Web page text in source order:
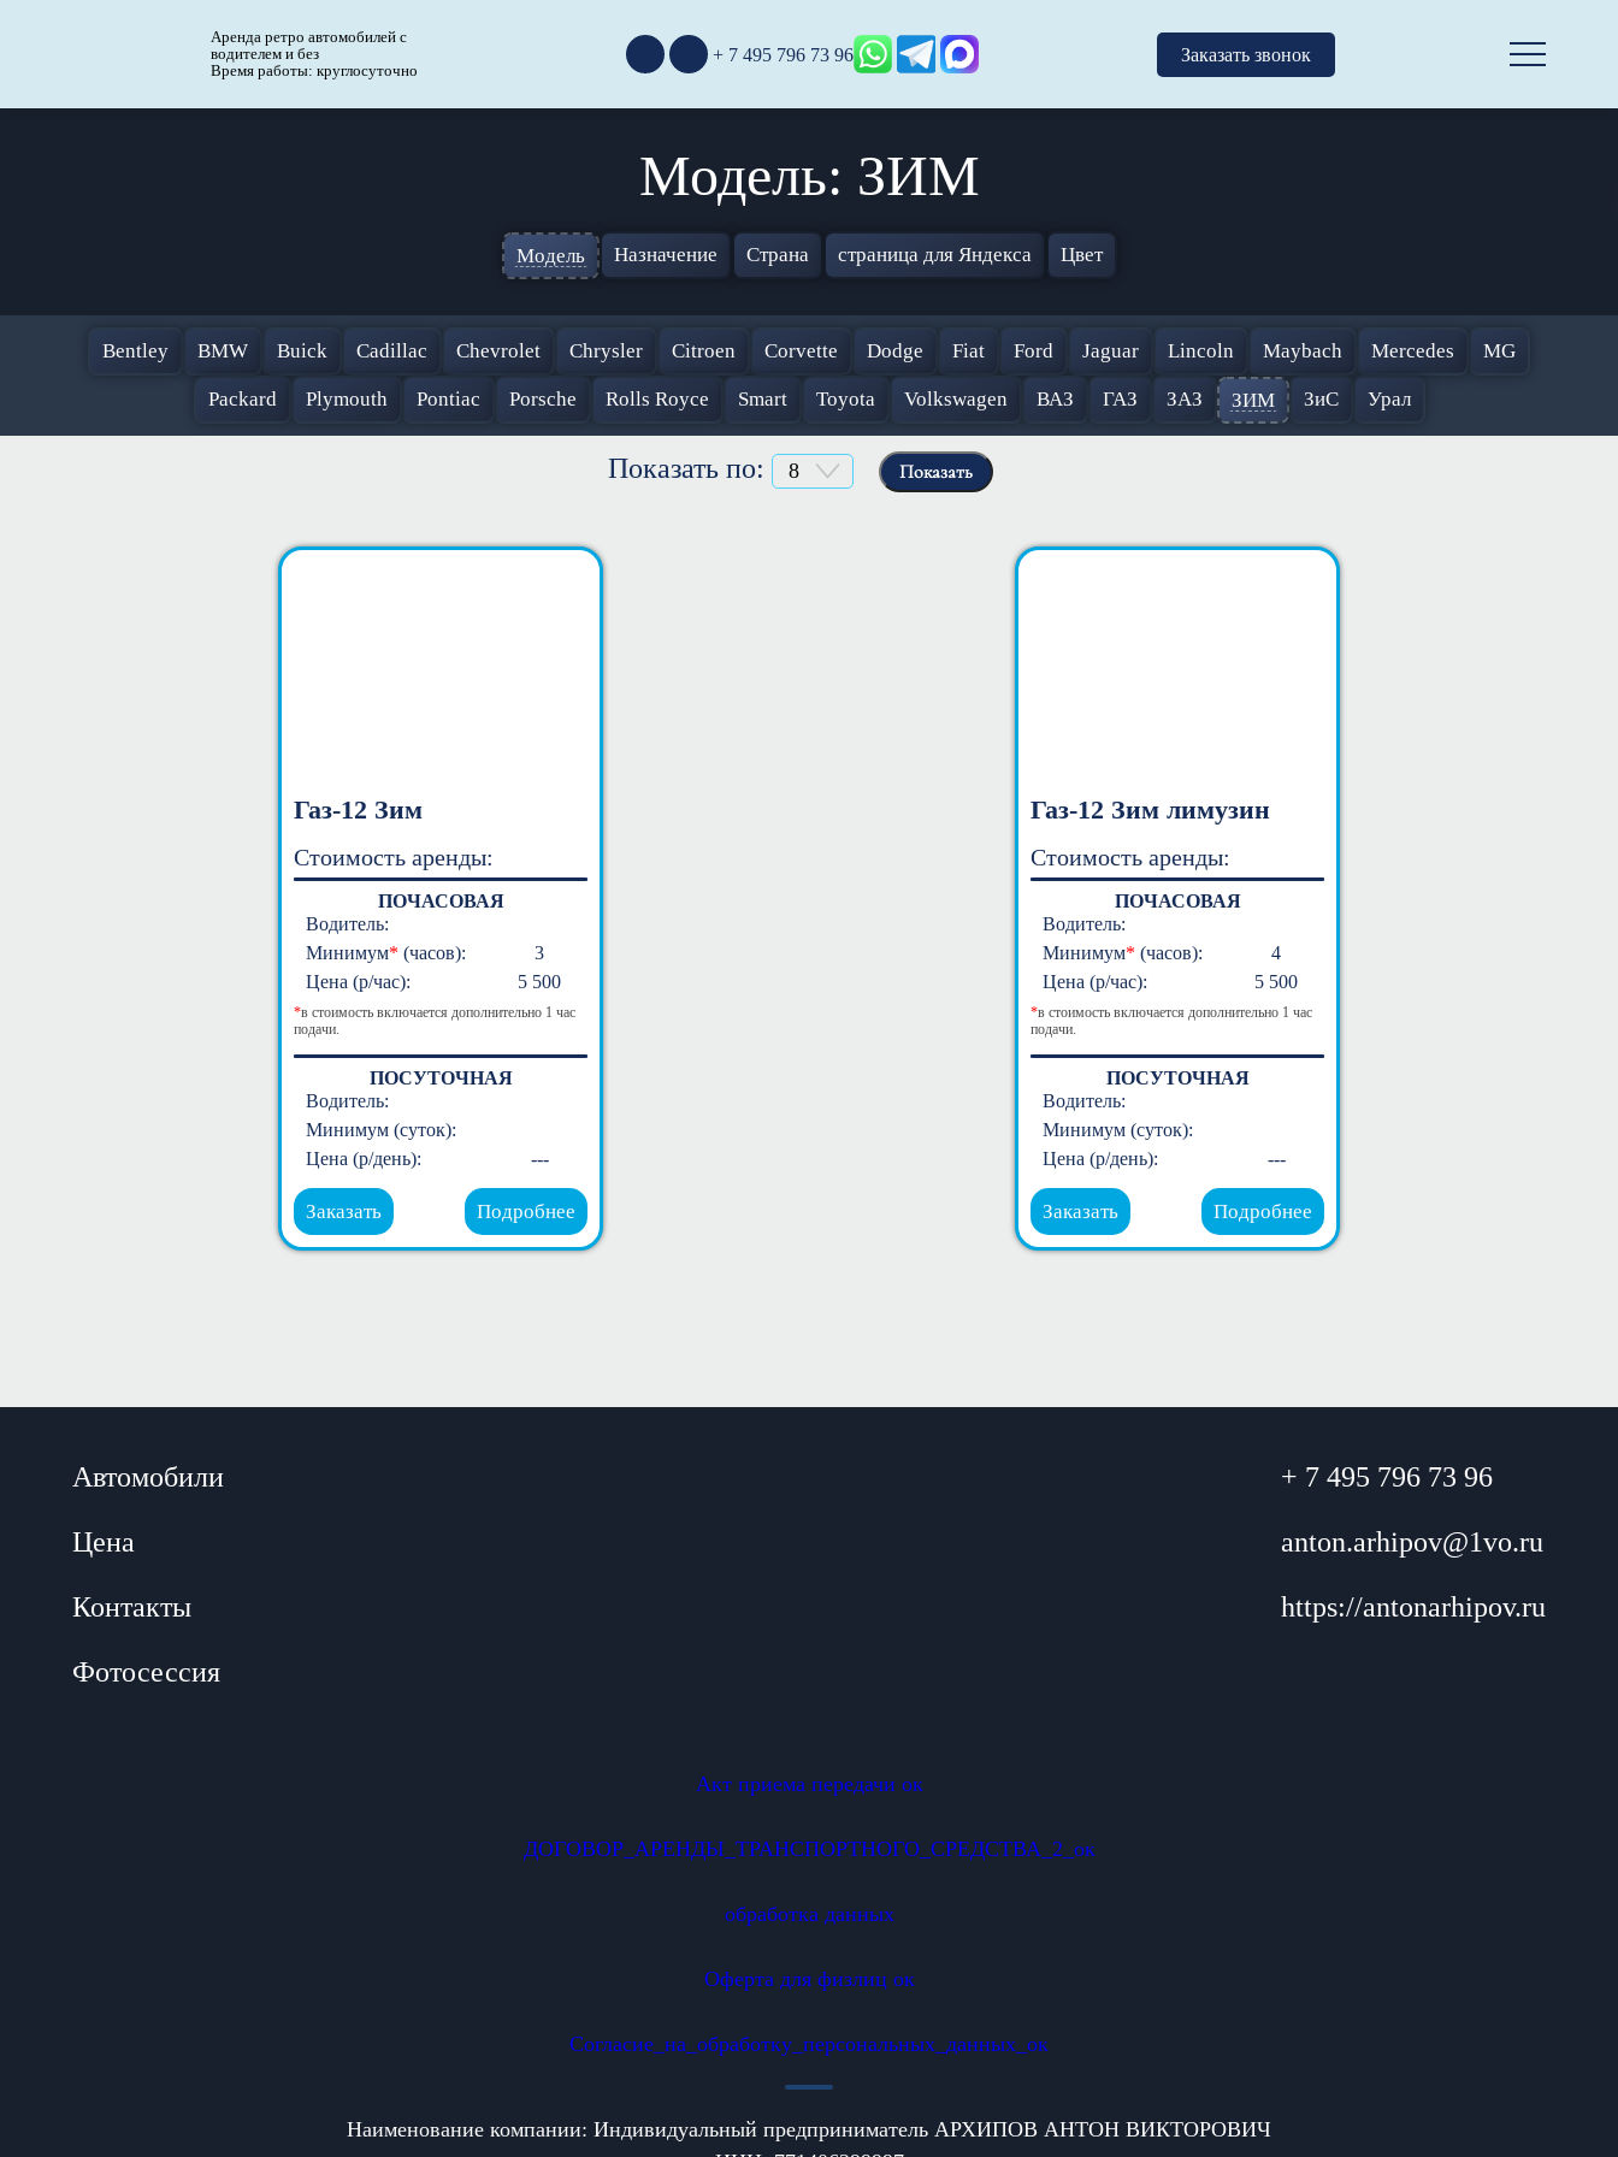
Аренда ретро автомобилей с
водителем и без
Время работы: круглосуточно
+ 7 495 796 73 96 Заказать звонок
Модель: ЗИМ
Модель Назначение Страна страница для Яндекса Цвет
Bentley BMW Buick Cadillac Chevrolet Chrysler Citroen Corvette Dodge Fiat Ford Jaguar Lincoln Maybach Mercedes MG
Packard Plymouth Pontiac Porsche Rolls Royce Smart Toyota Volkswagen ВАЗ ГАЗ ЗАЗ ЗИМ ЗиС Урал
Показать по: Показать
Газ-12 Зим
Стоимость аренды:
ПОЧАСОВАЯ
Водитель:
Минимум* (часов):
3
Цена (р/час):
5 500
*в стоимость включается дополнительно 1 час
подачи.
ПОСУТОЧНАЯ
Водитель:
Минимум (суток):
Цена (р/день):
---
Заказать Подробнее
Газ-12 Зим лимузин
Стоимость аренды:
ПОЧАСОВАЯ
Водитель:
Минимум* (часов):
4
Цена (р/час):
5 500
*в стоимость включается дополнительно 1 час
подачи.
ПОСУТОЧНАЯ
Водитель:
Минимум (суток):
Цена (р/день):
---
Заказать Подробнее
Автомобили
Цена
Контакты
Фотосессия
+ 7 495 796 73 96
anton.arhipov@1vo.ru
https://antonarhipov.ru
Акт приема передачи ок
ДОГОВОР_АРЕНДЫ_ТРАНСПОРТНОГО_СРЕДСТВА_2_ок
обработка данных
Оферта для физлиц ок
Согласие_на_обработку_персональных_данных_ок
Наименование компании: Индивидуальный предприниматель АРХИПОВ АНТОН ВИКТОРОВИЧ